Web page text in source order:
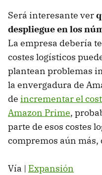
Será interesante ver
despliegue en los
La empresa debería
costes logísticos
plantean problemas
la envergadura de
de incrementar el
Amazon Prime,
parte de esos costes
compremos aún más,
Vía | Expansión